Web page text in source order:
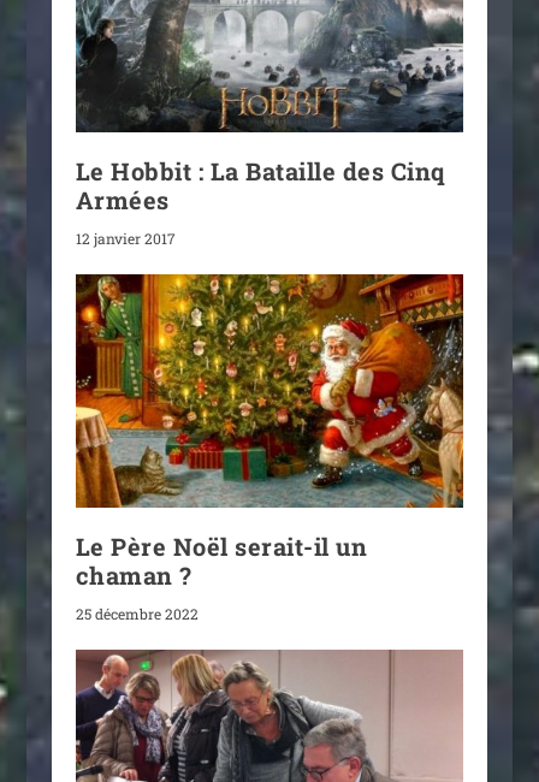
Le Hobbit : La Bataille des Cinq
Armées
12 janvier 2017
Le Père Noël serait-il un
chaman ?
25 décembre 2022